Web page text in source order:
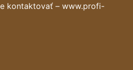
kontaktovať – www.profi-